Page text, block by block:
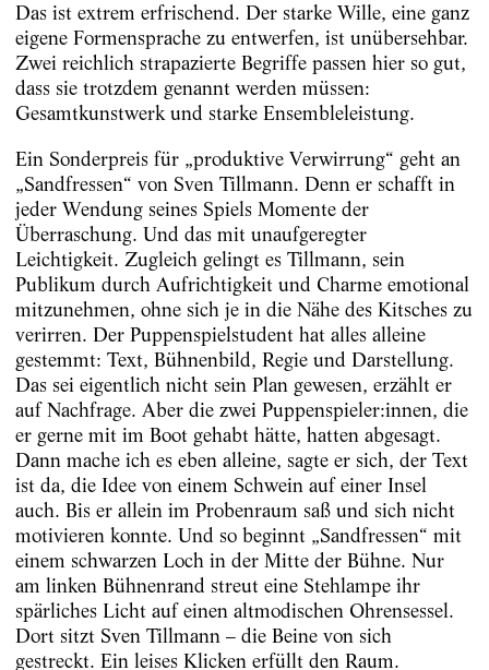
Das ist extrem erfrischend. Der starke Wille, eine ganz
eigene Formensprache zu entwerfen, ist unübersehbar.
Zwei reichlich strapazierte Begriffe passen hier so gut,
dass sie trotzdem genannt werden müssen:
Gesamtkunstwerk und starke Ensembleleistung.
Ein Sonderpreis für „produktive Verwirrung“ geht an
„Sandfressen“ von Sven Tillmann. Denn er schafft in
jeder Wendung seines Spiels Momente der
Überraschung. Und das mit unaufgeregter
Leichtigkeit. Zugleich gelingt es Tillmann, sein
Publikum durch Aufrichtigkeit und Charme emotional
mitzunehmen, ohne sich je in die Nähe des Kitsches zu
verirren. Der Puppenspielstudent hat alles alleine
gestemmt: Text, Bühnenbild, Regie und Darstellung.
Das sei eigentlich nicht sein Plan gewesen, erzählt er
auf Nachfrage. Aber die zwei Puppenspieler:innen, die
er gerne mit im Boot gehabt hätte, hatten abgesagt.
Dann mache ich es eben alleine, sagte er sich, der Text
ist da, die Idee von einem Schwein auf einer Insel
auch. Bis er allein im Probenraum saß und sich nicht
motivieren konnte. Und so beginnt „Sandfressen“ mit
einem schwarzen Loch in der Mitte der Bühne. Nur
am linken Bühnenrand streut eine Stehlampe ihr
spärliches Licht auf einen altmodischen Ohrensessel.
Dort sitzt Sven Tillmann – die Beine von sich
gestreckt. Ein leises Klicken erfüllt den Raum.